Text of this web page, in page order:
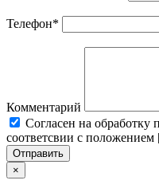
Телефон*
Комментарий
Cогласен на
соответсвии с положением
Отправить
×